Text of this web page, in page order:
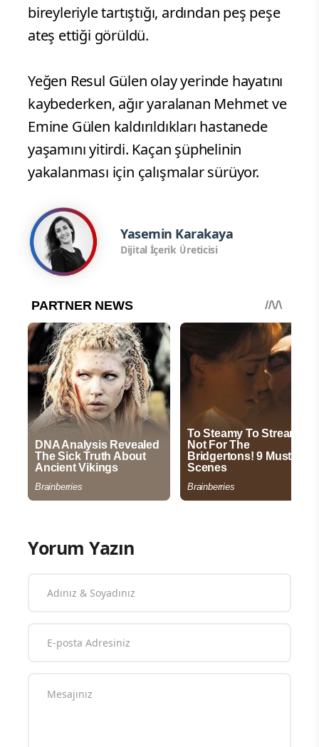
bireyleriyle tartıştığı, ardından peş peşe
ateş ettiği görüldü.
Yeğen Resul Gülen olay yerinde hayatını
kaybederken, ağır yaralanan Mehmet ve
Emine Gülen kaldırıldıkları hastanede
yaşamını yitirdi. Kaçan şüphelinin
yakalanması için çalışmalar sürüyor.
Yasemin Karakaya
Dijital İçerik Üreticisi
Yorum Yazın